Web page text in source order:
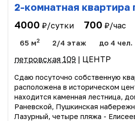
2-комнатная квартира
4000 ₽/сутки 700 ₽/час
65 м2 2/4 этаж до 4 чел.
петровская 109 | ЦЕНТР
Сдаю посуточно собственную
расположена в историческом
находится каменная лестница,
Раневской, Пушкинская
Лазурный, четыре пляжа -